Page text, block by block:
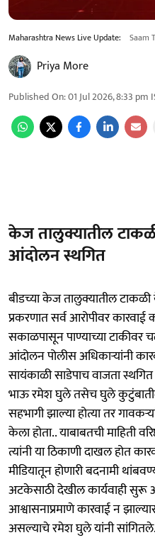
Maharashtra News Live Update: Saam
Priya More
Published On:01 Jul 2026, 8:33 pm
केज तालुक्यातील
आंदोलन स्थगित
बीडच्या केज तालुक्यातील टाकळी
प्रकरणात सर्व आरोपीवर कारवाई
सकाळपासून पाण्याच्या
आंदोलन पोलीस अधिकाऱ्यांनी
सायंकाळी साडेपाच वाजता
भाऊ रमेश घुले तसेच घुले
सहभागी झाल्या होत्या तर
केला होता.. याबाबतची माहिती
त्यांनी या ठिकाणी दाखल होत
मीडियातून होणारी बदनामी
अटकेसाठी देखील कार्यवाही सुरू
आश्वासनाप्रमाणे कारवाई न
असल्याचे रमेश घुले यांनी सांगितले.